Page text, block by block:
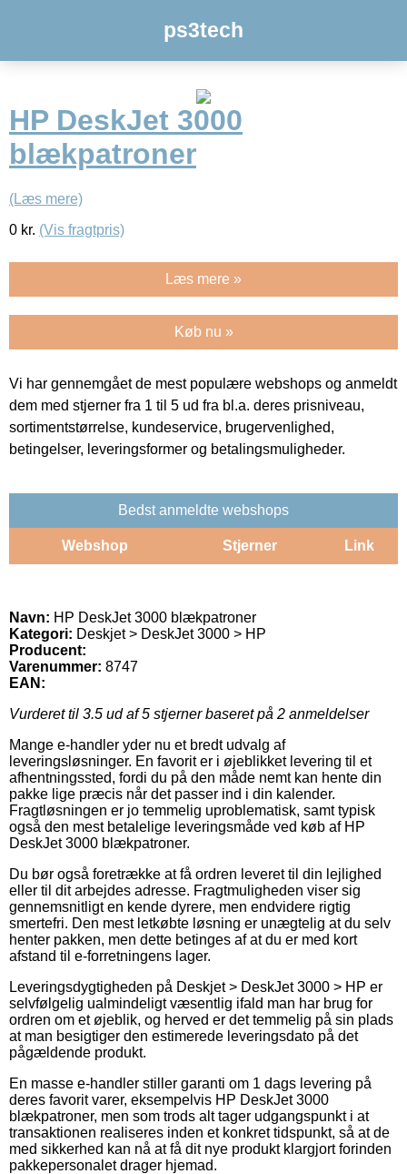
ps3tech
HP DeskJet 3000
blækpatroner
(Læs mere)
0 kr. (Vis fragtpris)
Læs mere »
Køb nu »
Vi har gennemgået de mest populære webshops og anmeldt
dem med stjerner fra 1 til 5 ud fra bl.a. deres prisniveau,
sortimentstørrelse, kundeservice, brugervenlighed,
betingelser, leveringsformer og betalingsmuligheder.
Bedst anmeldte webshops
Webshop Stjerner Link
Navn: HP DeskJet 3000 blækpatroner
Kategori: Deskjet > DeskJet 3000 > HP
Producent:
Varenummer: 8747
EAN:
Vurderet til 3.5 ud af 5 stjerner baseret på 2 anmeldelser
Mange e-handler yder nu et bredt udvalg af
leveringsløsninger. En favorit er i øjeblikket levering til et
afhentningssted, fordi du på den måde nemt kan hente din
pakke lige præcis når det passer ind i din kalender.
Fragtløsningen er jo temmelig uproblematisk, samt typisk
også den mest betalelige leveringsmåde ved køb af HP
DeskJet 3000 blækpatroner.
Du bør også foretrække at få ordren leveret til din lejlighed
eller til dit arbejdes adresse. Fragtmuligheden viser sig
gennemsnitligt en kende dyrere, men endvidere rigtig
smertefri. Den mest letkøbte løsning er unægtelig at du selv
henter pakken, men dette betinges af at du er med kort
afstand til e-forretningens lager.
Leveringsdygtigheden på Deskjet > DeskJet 3000 > HP er
selvfølgelig ualmindeligt væsentlig ifald man har brug for
ordren om et øjeblik, og herved er det temmelig på sin plads
at man besigtiger den estimerede leveringsdato på det
pågældende produkt.
En masse e-handler stiller garanti om 1 dags levering på
deres favorit varer, eksempelvis HP DeskJet 3000
blækpatroner, men som trods alt tager udgangspunkt i at
transaktionen realiseres inden et konkret tidspunkt, så at de
med sikkerhed kan nå at få dit nye produkt klargjort forinden
pakkepersonalet drager hjemad.